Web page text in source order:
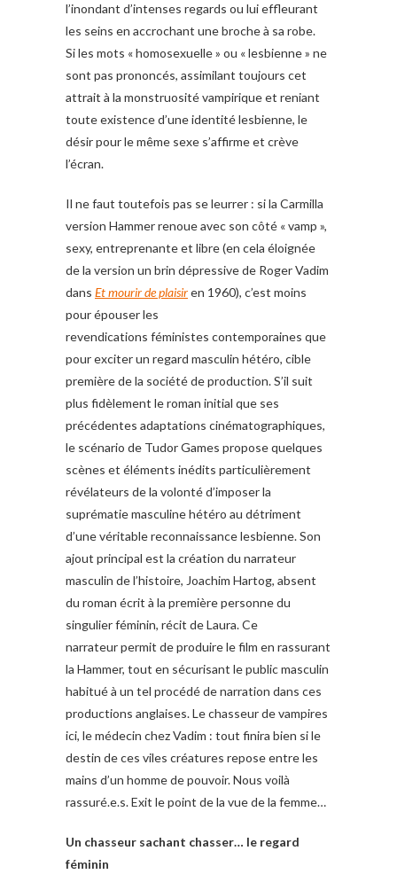
l’inondant d’intenses regards ou lui effleurant
les seins en accrochant une broche à sa robe.
Si les mots « homosexuelle » ou « lesbienne » ne
sont pas prononcés, assimilant toujours cet
attrait à la monstruosité vampirique et reniant
toute existence d’une identité lesbienne, le
désir pour le même sexe s’affirme et crève
l’écran.
Il ne faut toutefois pas se leurrer : si la Carmilla
version Hammer renoue avec son côté « vamp »,
sexy, entreprenante et libre (en cela éloignée
de la version un brin dépressive de Roger Vadim
dans Et mourir de plaisiren 1960), c’est moins
pour épouser les
revendications féministes contemporaines que
pour exciter un regard masculin hétéro, cible
première de la société de production. S’il suit
plus fidèlement le roman initial que ses
précédentes adaptations cinématographiques,
le scénario de Tudor Games propose quelques
scènes et éléments inédits particulièrement
révélateurs de la volonté d’imposer la
suprématie masculine hétéro au détriment
d’une véritable reconnaissance lesbienne. Son
ajout principal est la création du narrateur
masculin de l’histoire, Joachim Hartog, absent
du roman écrit à la première personne du
singulier féminin, récit de Laura. Ce
narrateur permit de produire le film en rassurant
la Hammer, tout en sécurisant le public masculin
habitué à un tel procédé de narration dans ces
productions anglaises. Le chasseur de vampires
ici, le médecin chez Vadim : tout finira bien si le
destin de ces viles créatures repose entre les
mains d’un homme de pouvoir. Nous voilà
rassuré.e.s. Exit le point de la vue de la femme…
Un chasseur sachant chasser… le regard
féminin